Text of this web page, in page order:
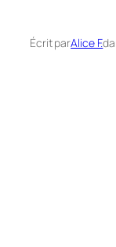
Écrit parAlice F.